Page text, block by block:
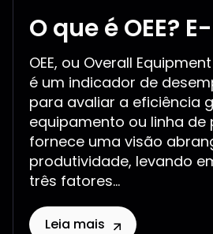
O que é OEE?
OEE, ou Overall
é um indicador de
para avaliar a eficiência
equipamento ou linha de
fornece uma visão
produtividade, levando
três fatores...
Leia mais